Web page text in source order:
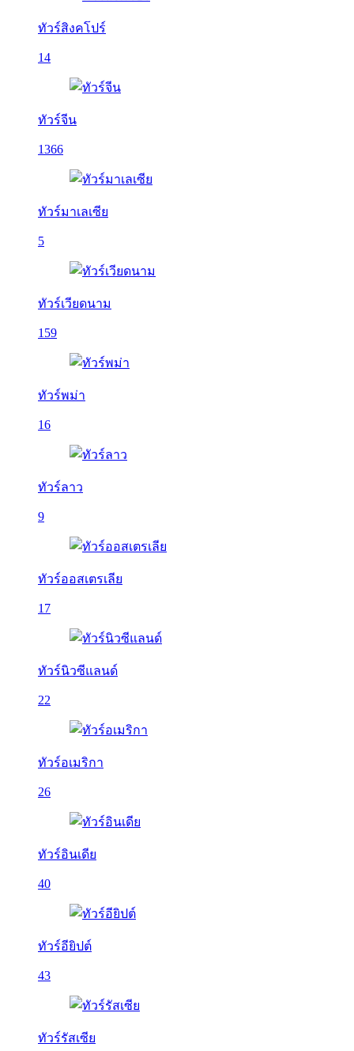
ทัวร์สิงคโปร์
14
ทัวร์จีน
1366
ทัวร์มาเลเซีย
5
ทัวร์เวียดนาม
159
ทัวร์พม่า
16
ทัวร์ลาว
9
ทัวร์ออสเตรเลีย
17
ทัวร์นิวซีแลนด์
22
ทัวร์อเมริกา
26
ทัวร์อินเดีย
40
ทัวร์อียิปต์
43
ทัวร์รัสเซีย